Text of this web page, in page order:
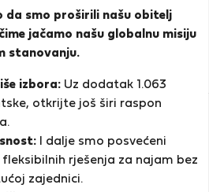
da smo proširili našu obitelj
jačamo našu globalnu misiju
stanovanju.
izbora: Uz dodatak 1.063
otkrijte još širi raspon
I dalje smo posvećeni
rješenja za najam bez
zajednici.
ŽIVOTOPIS